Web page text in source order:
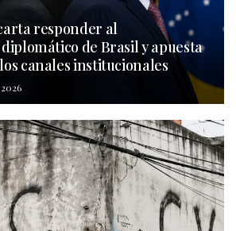
responder al
de Brasil y apuesta
canales institucionales